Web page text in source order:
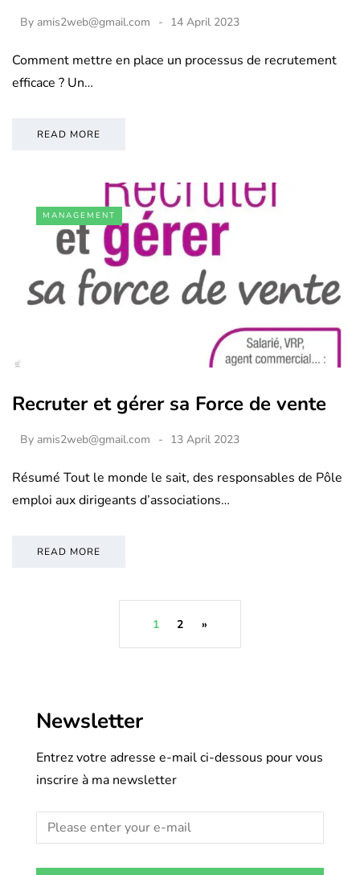
By amis2web@gmail.com 14 April 2023
Comment mettre en place un processus de recrutement
efficace ? Un…
READ MORE
MANAGEMENT
Recruter et gérer sa Force de vente
By amis2web@gmail.com 13 April 2023
Résumé Tout le monde le sait, des responsables de Pôle
emploi aux dirigeants d’associations…
READ MORE
1 2 »
Newsletter
Entrez votre adresse e-mail ci-dessous pour vous
inscrire à ma newsletter